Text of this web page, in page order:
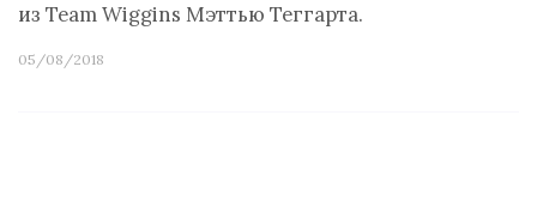
из Team Wiggins Мэттью Теггарта.
05/08/2018